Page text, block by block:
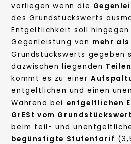
vorliegen wenn die
des Grundstückswerts
Entgeltlichkeit soll
Gegenleistung von mehr als
Grundstückswerts gegeben
dazwischen liegenden
kommt es zu einer
entgeltlichen und einen
Während bei entgeltlichen
GrESt vom Grundstückswert
beim teil- und
begünstigte Stufentarif